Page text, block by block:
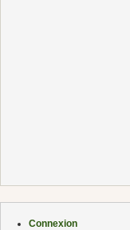
Connexion